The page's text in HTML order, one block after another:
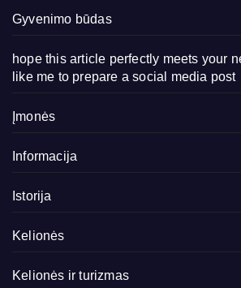
Gyvenimo būdas
hope this article perfectly meets your
like me to prepare a social media post
Įmonės
Informacija
Istorija
Kelionės
Kelionės ir turizmas